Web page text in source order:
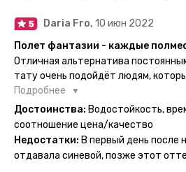
Daria Fro, 10 июн 2022
Полет фантазии - каждые
Отличная альтернатива
тату очень подойдёт людям,
эскиз им подойдёт на всю жизнь -
держится на теле до 2 недель -
бояться мочить такие тату, вода их
рисункам прикладывается
другой способ нанесения -
ночь, чтобы точно
Подробнее
Достоинства: Водостойкость,
соотношение цена/качество
Недостатки: В первый день после
отдавала синевой, позже этот